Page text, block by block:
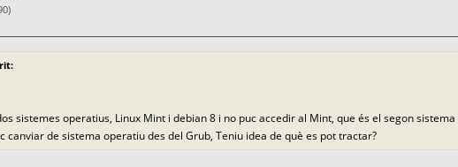
sistemes operatius, Linux Mint i debian 8 i no puc accedir al Mint, que és el segon
canviar de sistema operatiu des del Grub, Teniu idea de què es pot tractar?